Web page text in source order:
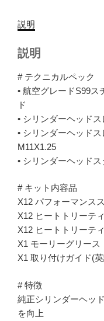
説明
説明
# テクニカルペック
• 航空グレードS99ス
ド
• シリンダーヘッド
• シリンダーヘッド
M11X1.25
• シリンダーヘッド
# キット内容品
X12 パフォーマンス
X12 ヒートトリーテ
X12 ヒートトリーテ
X1 モーリーグリース
X1 取り付けガイド(
# 特徴
純正シリンダーヘッ
を向上